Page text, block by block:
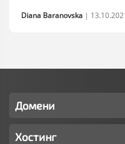
Diana Baranovska |
Домени
Хостинг